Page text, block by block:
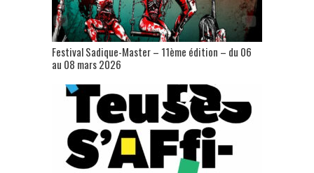
Festival Sadique-Master – 11ème édition – du 06
au 08 mars 2026